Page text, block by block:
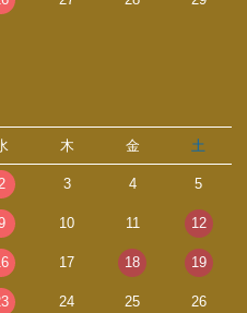
木 金 土
2 3 4 5
10 11 12
17 18 19
24 25 26